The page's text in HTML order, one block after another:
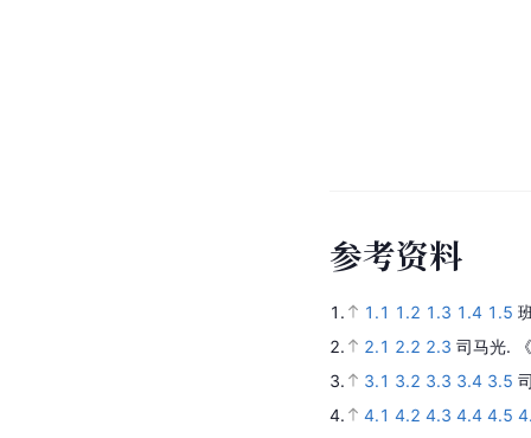
参考资料
1. 1.1 1.2 1.3 1.4 1.5
2.
2.1 2.2 2.3 司马光.
3.
3.1 3.2 3.3 3.4 3.5
4.
4.1 4.2 4.3 4.4 4.5